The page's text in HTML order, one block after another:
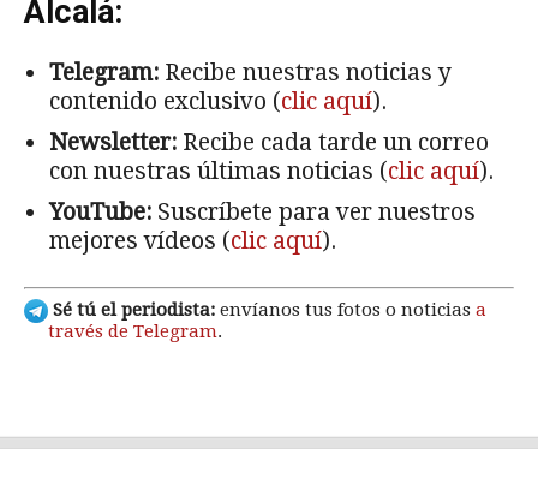
Alcalá:
Telegram: Recibe nuestras noticias y
contenido exclusivo (clic aquí).
Newsletter: Recibe cada tarde un correo
con nuestras últimas noticias (clic aquí).
YouTube: Suscríbete para ver nuestros
mejores vídeos (clic aquí).
Sé tú el periodista: envíanos tus fotos o noticias a
través de Telegram.